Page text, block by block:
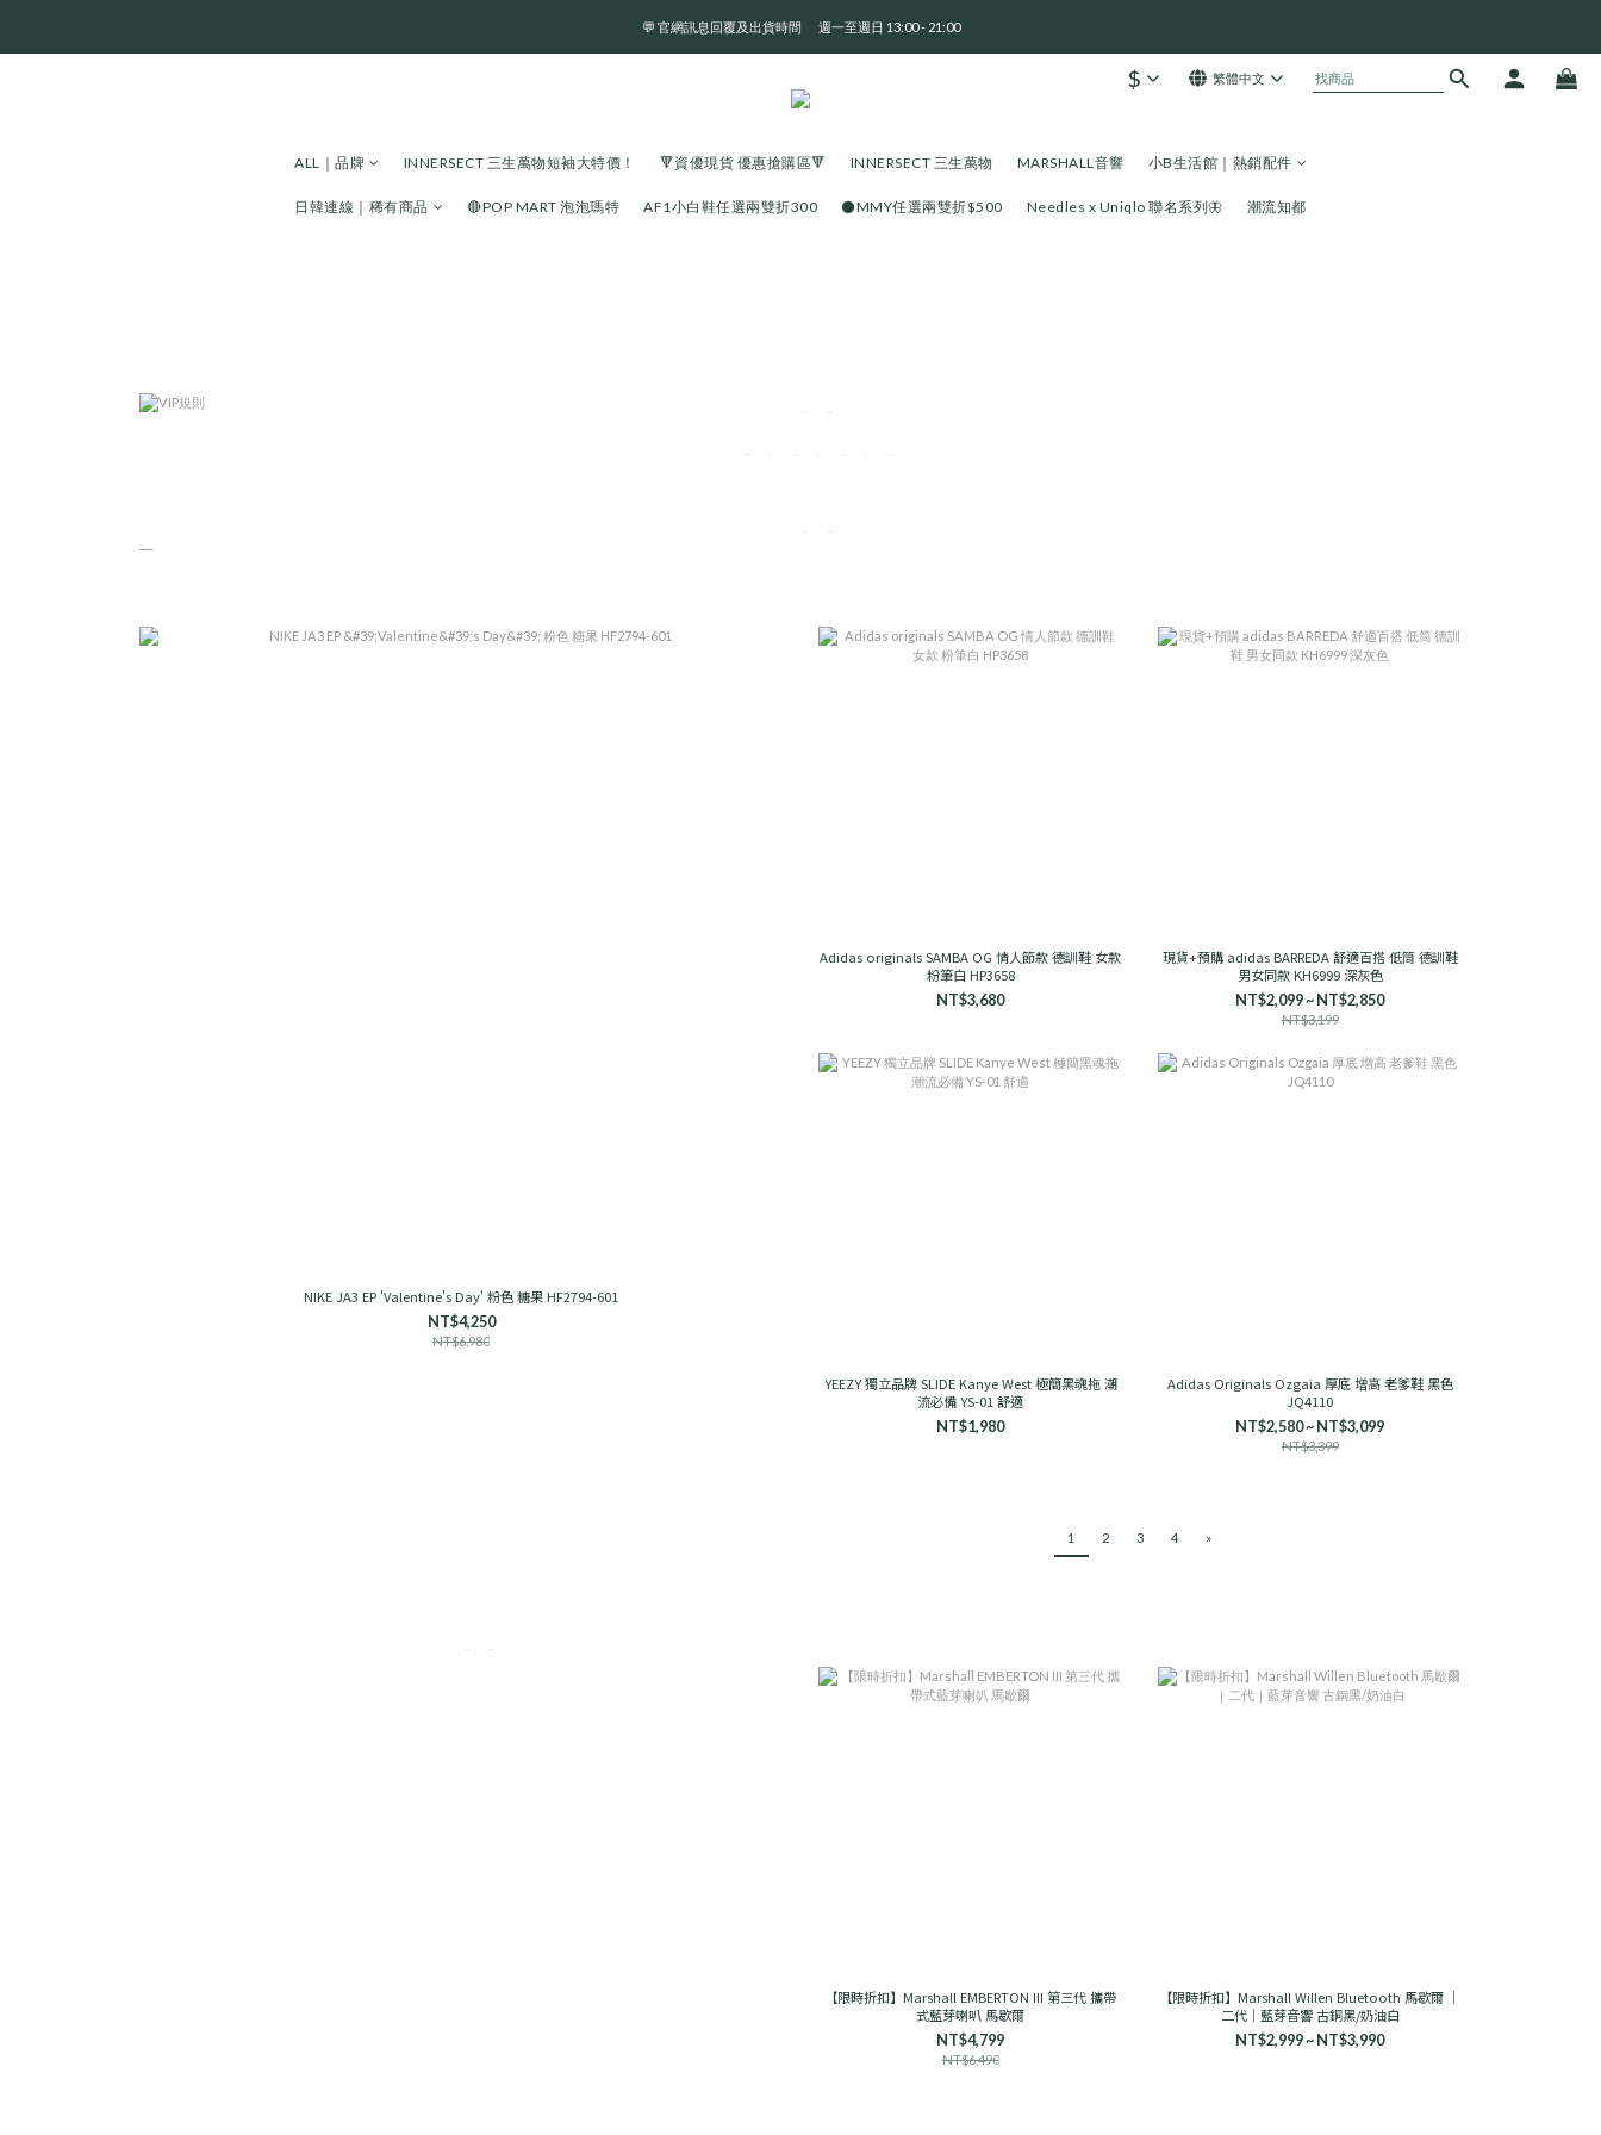
全 館 消 費 滿 三 千 免 運 費 🤘🏻
💬 官網訊息回覆及出貨時間       週一至週日 13:00 - 21:00
$ 繁體中文
ALL｜品牌 INNERSECT 三生萬物短袖大特價！ 🔻資優現貨 優惠搶購區🔻 INNERSECT 三生萬物 MARSHALL音響 小B生活館｜熱銷配件
日韓連線｜稀有商品 🔴POP MART 泡泡瑪特 AF1小白鞋任選兩雙折300 ⚫️MMY任選兩雙折$500 Needles x Uniqlo 聯名系列🦋 潮流知都
NIKE JA3 EP 'Valentine's Day' 粉色 糖果 HF2794-601
NT$4,250
NT$6,980
Adidas originals SAMBA OG 情人節款 德訓鞋 女款
粉筆白 HP3658
NT$3,680
現貨+預購 adidas BARREDA 舒適百搭 低筒 德訓鞋
男女同款 KH6999 深灰色
NT$2,099 ~ NT$2,850
NT$3,199
YEEZY 獨立品牌 SLIDE Kanye West 極簡黑魂拖 潮
流必備 YS-01 舒適
NT$1,980
Adidas Originals Ozgaia 厚底 增高 老爹鞋 黑色
JQ4110
NT$2,580 ~ NT$3,099
NT$3,399
1 2 3 4 »
【限時折扣】Marshall EMBERTON III 第三代 攜帶
式藍芽喇叭 馬歇爾
NT$4,799
NT$6,490
【限時折扣】Marshall Willen Bluetooth 馬歇爾 ｜
二代｜藍芽音響 古銅黑/奶油白
NT$2,999 ~ NT$3,990